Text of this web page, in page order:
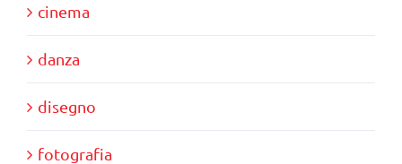
cinema
danza
disegno
fotografia